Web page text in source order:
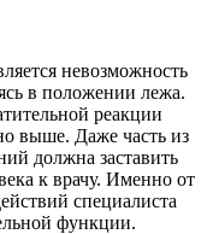
невозможность
в положении лежа.
реакции
выше. Даже часть из
должна заставить
к врачу. Именно от
специалиста
функции.